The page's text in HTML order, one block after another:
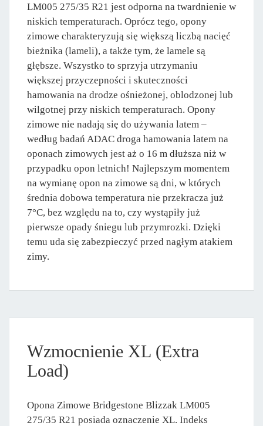
LM005 275/35 R21 jest odporna na twardnienie w
niskich temperaturach. Oprócz tego, opony
zimowe charakteryzują się większą liczbą nacięć
bieżnika (lameli), a także tym, że lamele są
głębsze. Wszystko to sprzyja utrzymaniu
większej przyczepności i skuteczności
hamowania na drodze ośnieżonej, oblodzonej lub
wilgotnej przy niskich temperaturach. Opony
zimowe nie nadają się do używania latem –
według badań ADAC droga hamowania latem na
oponach zimowych jest aż o 16 m dłuższa niż w
przypadku opon letnich! Najlepszym momentem
na wymianę opon na zimowe są dni, w których
średnia dobowa temperatura nie przekracza już
7°C, bez względu na to, czy wystąpiły już
pierwsze opady śniegu lub przymrozki. Dzięki
temu uda się zabezpieczyć przed nagłym atakiem
zimy.
Wzmocnienie XL (Extra
Load)
Opona Zimowe Bridgestone Blizzak LM005
275/35 R21 posiada oznaczenie XL. Indeks